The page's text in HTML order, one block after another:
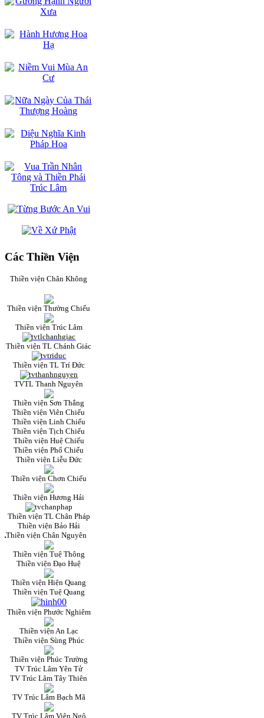
Các Thiền Viện
Thiền viện Chân Không
Thiền viện Thường Chiếu
Thiền viện Trúc Lâm
Thiền viện TL Chánh Giác
Thiền viện TL Trí Đức
TVTL Thanh Nguyên
Thiền viện Sơn Thắng
Thiền viện Viên Chiếu
Thiền viện Linh Chiếu
Thiền viện Tịch Chiếu
Thiền viện Huệ Chiếu
Thiền viện Phổ Chiếu
Thiền viện Liễu Đức
Thiền viện Chơn Chiếu
Thiền viện Hương Hải
Thiền viện TL Chân Pháp
Thiền viện Bảo Hải
Thiền viện Chân Nguyên
Thiền viện Tuệ Thông
Thiền viện Đạo Huệ
Thiền viện Hiện Quang
Thiền viện Tuệ Quang
Thiền viện Phước Nghiêm
Thiền viện An Lạc
Thiền viện Sùng Phúc
Thiền viện Phúc Trường
TV Trúc Lâm Yên Tử
TV Trúc Lâm Tây Thiên
TV Trúc Lâm Bạch Mã
TV Trúc Lâm Viên Ngộ